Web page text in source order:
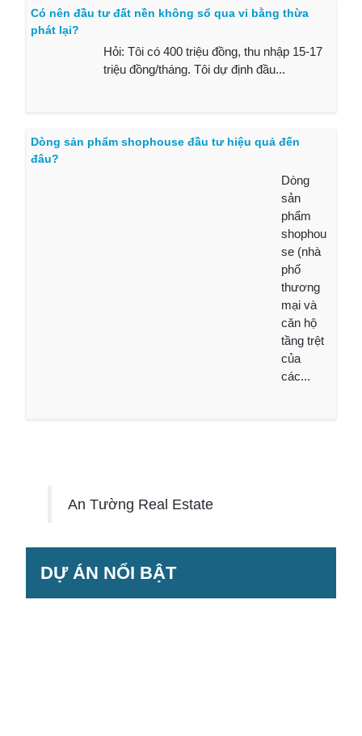
Có nên đầu tư đất nền không sổ qua vi bằng thừa
phát lại?
Hỏi: Tôi có 400 triệu đồng, thu nhập 15-17
triệu đồng/tháng. Tôi dự định đầu...
Dòng sản phẩm shophouse đầu tư hiệu quả đến
đâu?
Dòng
sản
phẩm
shophou
se (nhà
phố
thương
mại và
căn hộ
tầng trệt
của
các...
An Tường Real Estate
DỰ ÁN NỔI BẬT